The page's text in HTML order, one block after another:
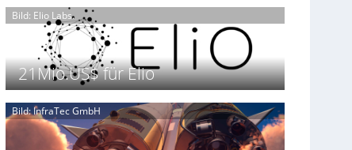
h
t
2
0
2
6
t
s
i
c
h
a
n
S
e
t
P
r
ä
s
e
n
z
i
o
m
e
p
a
g
‚
H
y
Bild: Elio Labs.
21Mio.US$ für Elio
Bild: InfraTec GmbH